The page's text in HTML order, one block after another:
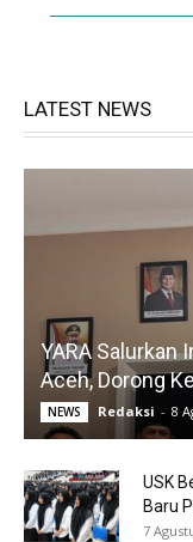
LATEST NEWS
YARA Salurkan
Aceh, Dorong
NEWS Redaksi - 8
USK
Baru
7